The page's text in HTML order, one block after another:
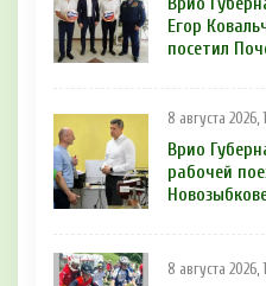
Егор
посетил
8 августа 2026,
Врио
рабочей
8 августа 2026,